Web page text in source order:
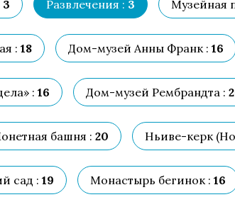
3 Развлечения : 3 Музейная
: 18 Дом-музей Анны Франк : 16
: 16 Дом-музей Рембрандта :
башня : 20 Ньиве-керк
сад : 19 Монастырь бегинок : 16